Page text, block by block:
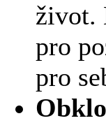
život.
pro
pro